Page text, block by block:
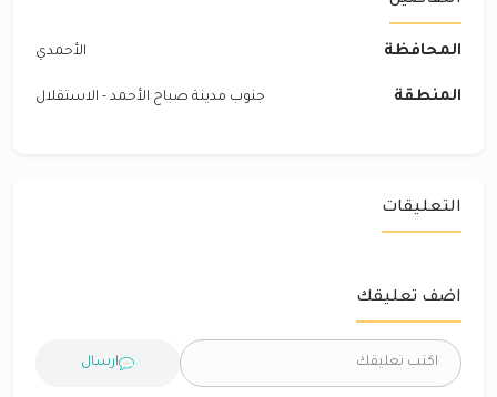
المحافظة الأحمدي
المنطقة جنوب مدينة صباح الأحمد - الاستقلال
التعليقات
اضف تعليقك
ارسال